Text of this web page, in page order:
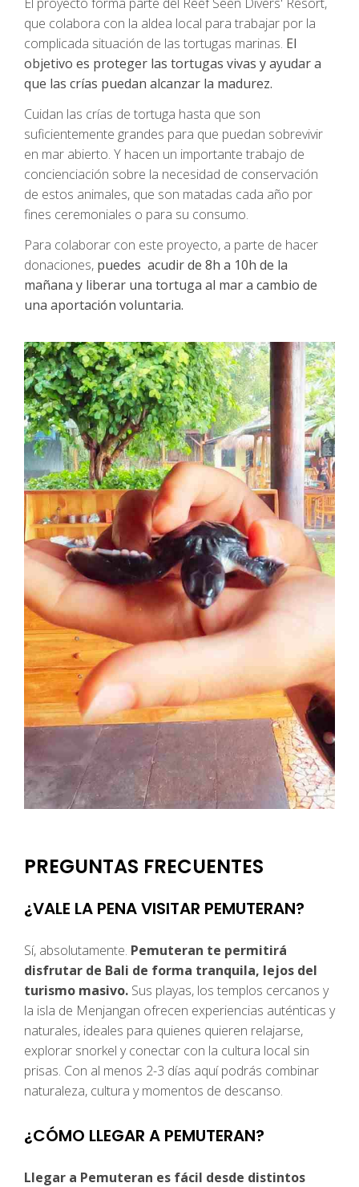
que colabora con la aldea local para trabajar por la
complicada situación de las tortugas marinas. El
objetivo es proteger las tortugas vivas y ayudar a
que las crías puedan alcanzar la madurez.
Cuidan las crías de tortuga hasta que son
suficientemente grandes para que puedan sobrevivir
en mar abierto. Y hacen un importante trabajo de
concienciación sobre la necesidad de conservación
de estos animales, que son matadas cada año por
fines ceremoniales o para su consumo.
Para colaborar con este proyecto, a parte de hacer
donaciones, puedes acudir de 8h a 10h de la
mañana y liberar una tortuga al mar a cambio de
una aportación voluntaria.
PREGUNTAS FRECUENTES
¿VALE LA PENA VISITAR PEMUTERAN?
Sí, absolutamente. Pemuteran te permitirá
disfrutar de Bali de forma tranquila, lejos del
turismo masivo. Sus playas, los templos cercanos y
la isla de Menjangan ofrecen experiencias auténticas y
naturales, ideales para quienes quieren relajarse,
explorar snorkel y conectar con la cultura local sin
prisas. Con al menos 2-3 días aquí podrás combinar
naturaleza, cultura y momentos de descanso.
¿CÓMO LLEGAR A PEMUTERAN?
Llegar a Pemuteran es fácil desde distintos